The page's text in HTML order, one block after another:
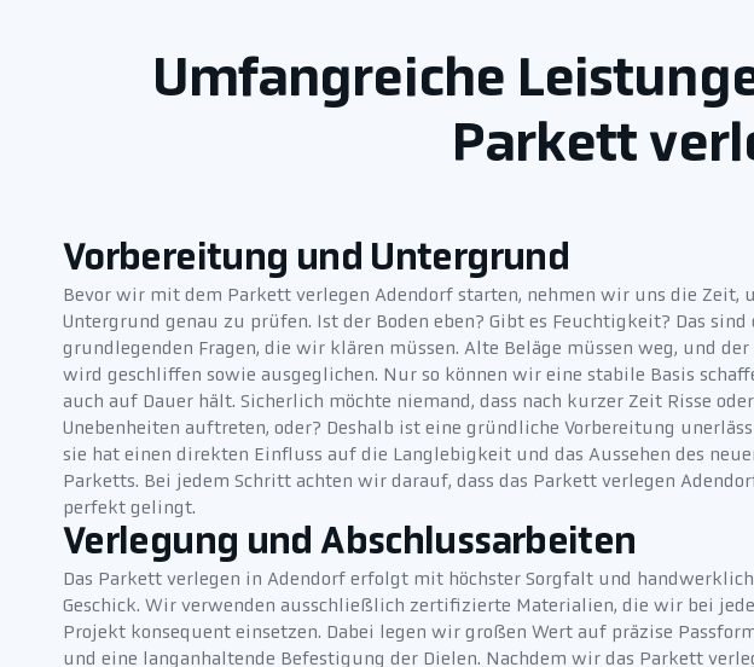
Umfangreiche
Parkett
Vorbereitung und Untergrund
Bevor wir mit dem Parkett verlegen Adendorf starten, nehmen wir uns die Zeit,
Untergrund genau zu prüfen. Ist der Boden eben? Gibt es Feuchtigkeit? Das sind
grundlegenden Fragen, die wir klären müssen. Alte Beläge müssen weg, und der
wird geschliffen sowie ausgeglichen. Nur so können wir eine stabile Basis
auch auf Dauer hält. Sicherlich möchte niemand, dass nach kurzer Zeit Risse oder
Unebenheiten auftreten, oder? Deshalb ist eine gründliche Vorbereitung
sie hat einen direkten Einfluss auf die Langlebigkeit und das Aussehen des
Parketts. Bei jedem Schritt achten wir darauf, dass das Parkett verlegen
perfekt gelingt.
Verlegung und Abschlussarbeiten
Das Parkett verlegen in Adendorf erfolgt mit höchster Sorgfalt und
Geschick. Wir verwenden ausschließlich zertifizierte Materialien, die wir bei
Projekt konsequent einsetzen. Dabei legen wir großen Wert auf präzise
und eine langanhaltende Befestigung der Dielen. Nachdem wir das Parkett